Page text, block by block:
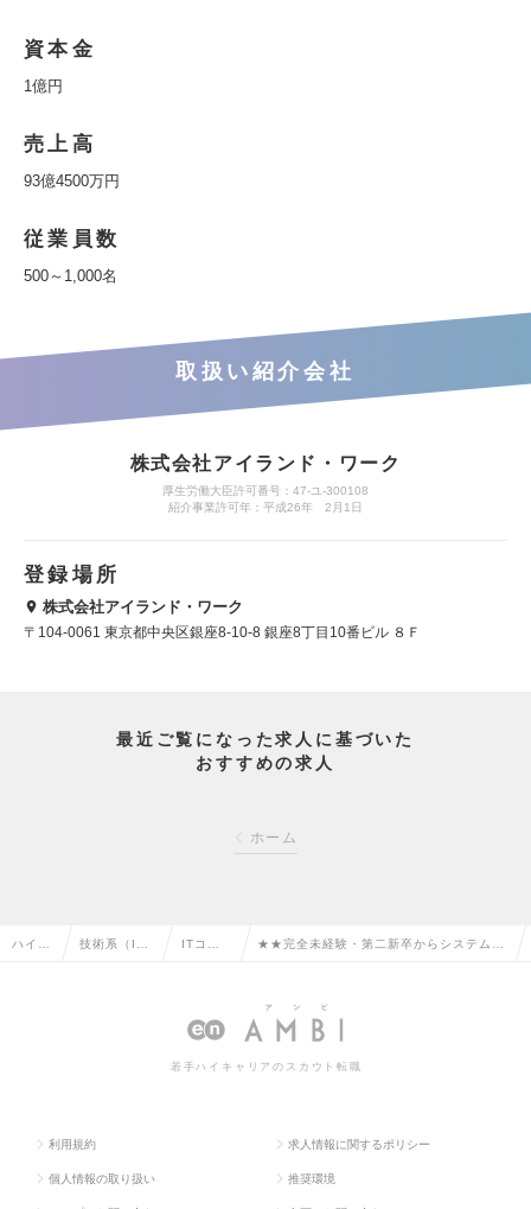
資本金
1億円
売上高
93億4500万円
従業員数
500～1,000名
取扱い紹介会社
株式会社アイランド・ワーク
厚生労働大臣許可番号：47-ユ-300108
紹介事業許可年：平成26年 2月1日
登録場所
株式会社アイランド・ワーク
〒104-0061 東京都中央区銀座8-10-8 銀座8丁目10番ビル ８Ｆ
最近ご覧になった求人に基づいた
おすすめの求人
ホーム
ハイク 技術系（I ITコン
ントの
★★完全未経験・第二新卒からシステム導
ックス／年収1000万可の求人情報
若手ハイキャリアのスカウト転職
利用規約 求人情報に関するポリシー
個人情報の取り扱い 推奨環境